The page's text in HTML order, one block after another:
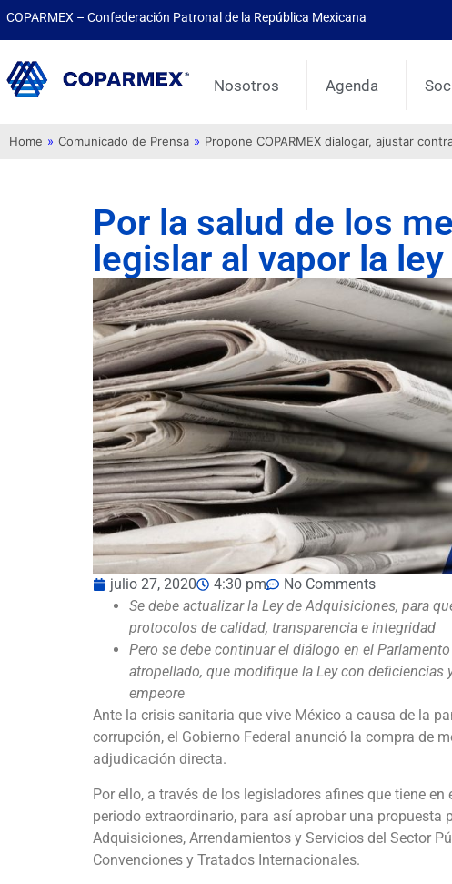
COPARMEX – Confederación Patronal de la República Mexicana
Nosotros Agenda
Home » Comunicado de Prensa » Propone COPARMEX dialogar, ajustar
Por la salud de los
legislar al vapor la
julio 27, 2020 4:30 pm
No Comments
Se debe actualizar la Ley de Adquisiciones, para
protocolos de calidad, transparencia e integridad
Pero se debe continuar el diálogo en el
atropellado, que modifique la Ley con deficiencias
empeore
Ante la crisis sanitaria que vive México a causa de la
corrupción, el Gobierno Federal anunció la compra de
adjudicación directa.
Por ello, a través de los legisladores afines que tiene
periodo extraordinario, para así aprobar una propuesta
Adquisiciones, Arrendamientos y Servicios del Sector
Convenciones y Tratados Internacionales.